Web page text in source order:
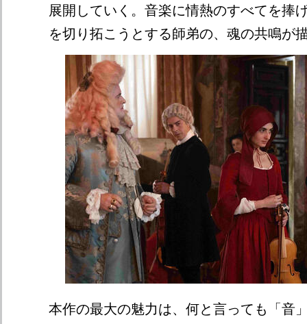
展開していく。音楽に情熱のすべてを捧
を切り拓こうとする師弟の、魂の共鳴が
本作の最大の魅力は、何と言っても「音